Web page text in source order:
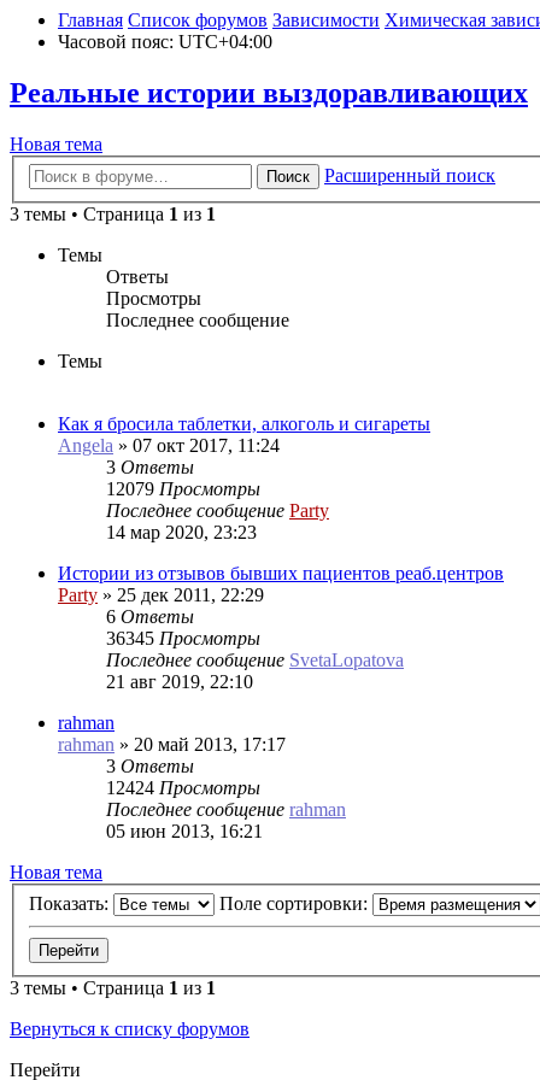
Главная Список форумов Зависимости Химическая
Часовой пояс: UTC+04:00
Реальные истории выздоравливающих
Новая
тема
Новая тема
Поиск
Расширенный поиск
3 темы • Страница 1 из 1
Темы
Ответы
Просмотры
Последнее сообщение
Темы
Как я бросила таблетки, алкоголь и сигареты
Angela » 07 окт 2017, 11:24
3 Ответы
12079 Просмотры
Последнее сообщение Party
14 мар 2020, 23:23
Истории из отзывов бывших пациентов реаб.центров
Party » 25 дек 2011, 22:29
6 Ответы
36345 Просмотры
Последнее сообщение SvetaLopatova
21 авг 2019, 22:10
rahman
rahman » 20 май 2013, 17:17
3 Ответы
12424 Просмотры
Последнее сообщение rahman
05 июн 2013, 16:21
Новая
тема
Новая тема
Показать:
Поле сортировки:
3 темы • Страница 1 из 1
Вернуться к списку форумов
Перейти